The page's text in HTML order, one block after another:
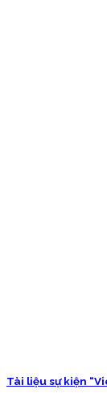
Tài liệu sự kiện